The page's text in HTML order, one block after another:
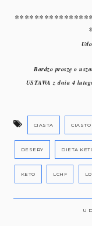
Bardzo proszę o
USTAWA z dnia 4
CIASTA CIASTO
DESERY DIETA
KETO LCHF